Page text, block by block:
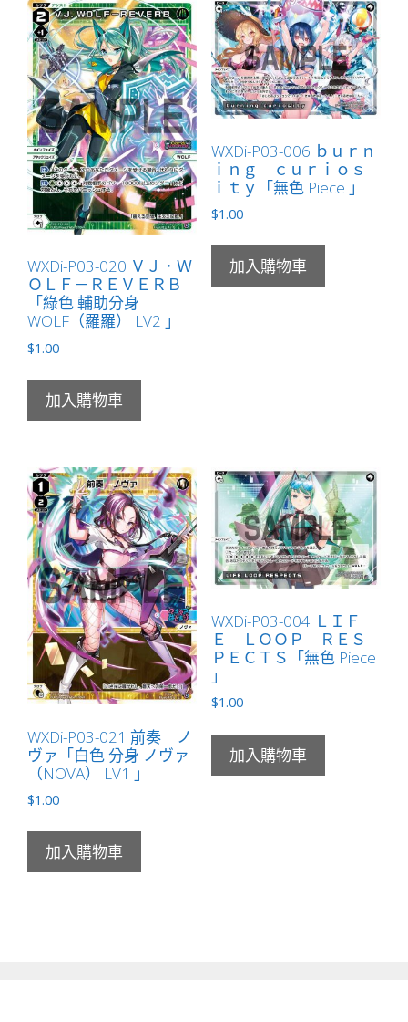
獸
LV3
有
LB」
數
量
WXDi-P03-020 ＶＪ．Ｗ
ＯＬＦ－ＲＥＶＥＲＢ
「綠色 輔助分身
WOLF（羅羅） LV2 」
$1.00
加入購物車
WXDi-P03-006 ｂｕｒｎ
ｉｎｇ ｃｕｒｉｏｓ
ｉｔｙ「無色 Piece 」
$1.00
加入購物車
WXDi-P03-021 前奏 ノ
ヴァ「白色 分身 ノヴァ
（NOVA） LV1 」
$1.00
加入購物車
WXDi-P03-004 ＬＩＦ
Ｅ ＬＯＯＰ ＲＥＳ
ＰＥＣＴＳ「無色 Piece
」
$1.00
加入購物車